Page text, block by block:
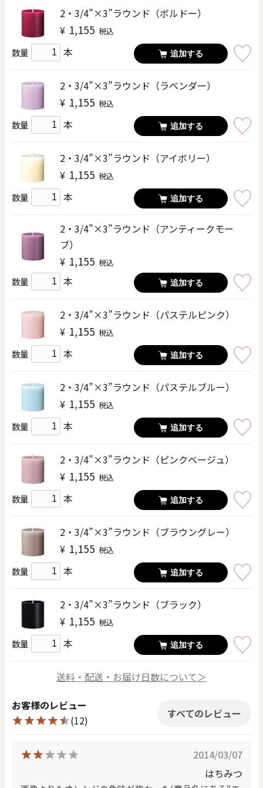
2・3/4”×3”ラウンド（ボルドー）
¥ 1,155 税込
数量 本 追加する
2・3/4”×3”ラウンド（ラベンダー）
¥ 1,155 税込
数量 本 追加する
2・3/4”×3”ラウンド（アイボリー）
¥ 1,155 税込
数量 本 追加する
2・3/4”×3”ラウンド（アンティークモー
ブ）
¥ 1,155 税込
数量 本 追加する
2・3/4”×3”ラウンド（パステルピンク）
¥ 1,155 税込
数量 本 追加する
2・3/4”×3”ラウンド（パステルブルー）
¥ 1,155 税込
数量 本 追加する
2・3/4”×3”ラウンド（ピンクベージュ）
¥ 1,155 税込
数量 本 追加する
2・3/4”×3”ラウンド（ブラウングレー）
¥ 1,155 税込
数量 本 追加する
2・3/4”×3”ラウンド（ブラック）
¥ 1,155 税込
数量 本 追加する
送料・配送・お届け日数について＞
お客様のレビュー
(12)
すべてのレビュー
2014/03/07
はちみつ